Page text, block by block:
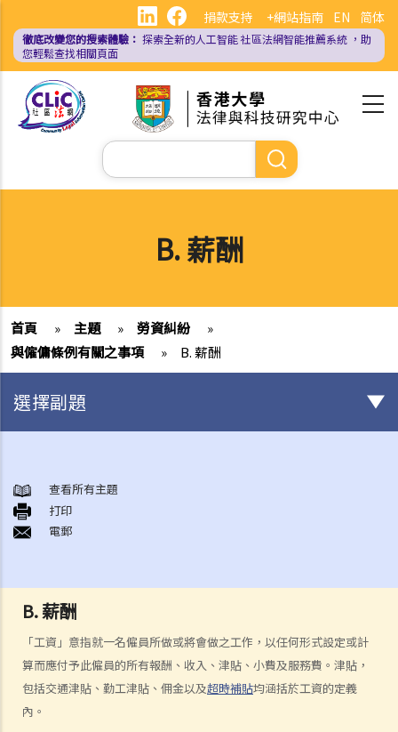
內
EN 简体
捐款支持 +網站指南
徹底改變您的搜索體驗： 探索全新的人工智能社區法網智能推薦系統 ，助
您輕鬆查找相關頁面
Search
B. 薪酬
首頁 » 主題 » 勞資糾紛
»
與僱傭條例有關之事項
» B. 薪酬
B. 薪酬
「工資」意指就一名僱員所做或將會做之工作，以任何形式設定或計
算而應付予此僱員的所有報酬、收入、津貼、小費及服務費。津貼，
包括交通津貼、勤工津貼、佣金以及超時補貼均涵括於工資的定義
內。
選擇副題
A. 「僱傭合約」之闡釋
1. 僱傭合約的持續期是多久？
2. 甚麼是「連續性」僱傭合約？
3. 僱主是否可以選擇簽訂一系列較短且間斷的僱傭合同，以避免向僱員
提供法定福利和權益？
3. 如何分辨「僱傭合約」以及「獨立承包商（或自僱人士）之服務合
約」？
4. 我接受了一份新聘約，並知道將於某日上班；而另一方面，我亦已給
查看所有主題
打印
電郵